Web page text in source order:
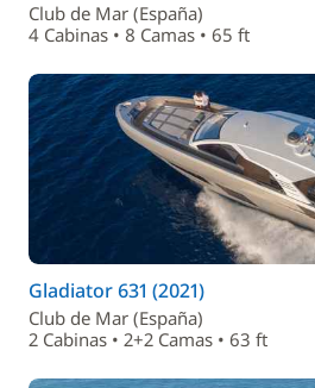
Club de Mar (España)
4 Cabinas • 8 Camas • 65 ft
Gladiator 631 (2021)
Club de Mar (España)
2 Cabinas • 2+2 Camas • 63 ft